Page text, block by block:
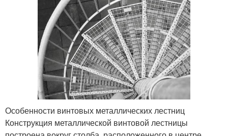
Особенности винтовых металлических лестниц
Конструкция металлической винтовой лестницы